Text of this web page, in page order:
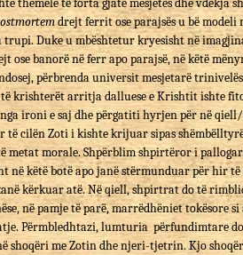
drejt ferrit ose parajsës u bë
trupi. Duke u mbështetur kryesisht në
ose banorë në ferr apo parajsë, në këtë
përbrenda universit mesjetarë
të krishterët arritja dalluese e Krishtit ishte
ironi e saj dhe përgatiti hyrjen për në
të cilën Zoti i kishte krijuar sipas
metat morale. Shpërblim shpirtëror i
në këtë botë apo janë stërmunduar për hir
kërkuar atë. Në qiell, shpirtrat do të
në pamje të parë, marrëdhëniet tokësore
Përmbledhtazi, lumturia përfundimtare
shoqëri me Zotin dhe njeri-tjetrin. Kjo